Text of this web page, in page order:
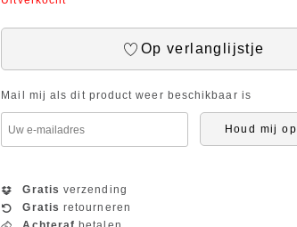
Op verlanglijstje
Mail mij als dit product weer beschikbaar is
Houd mij
Gratis verzending
Gratis retourneren